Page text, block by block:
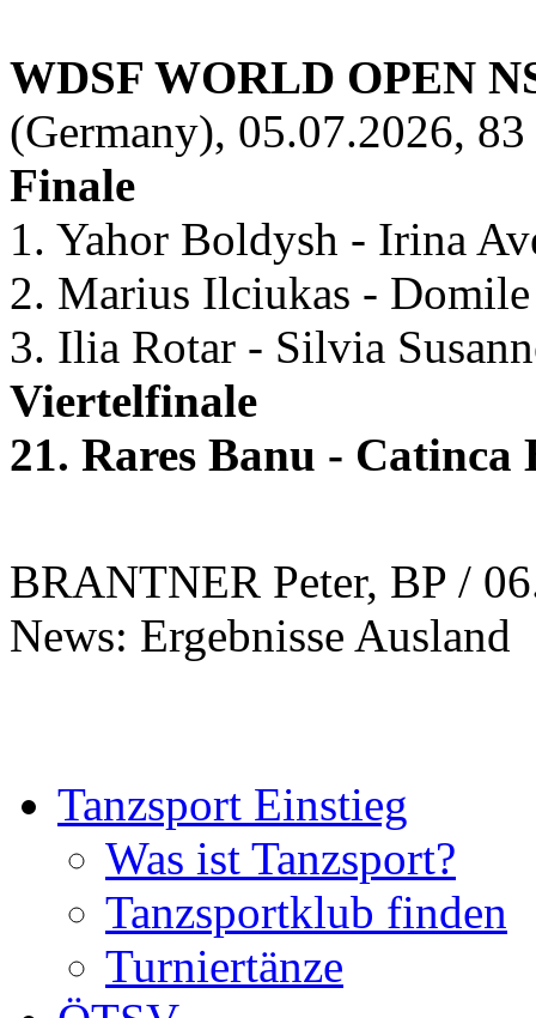
WDSF WORLD OPEN
(Germany), 05.07.2026,
Finale
1. Yahor Boldysh - Irina
2. Marius Ilciukas -
3. Ilia Rotar - Silvia
Viertelfinale
21. Rares Banu -
BRANTNER Peter, BP /
News: Ergebnisse Ausland
Tanzsport Einstieg
Was ist Tanzsport?
Tanzsportklub finden
Turniertänze